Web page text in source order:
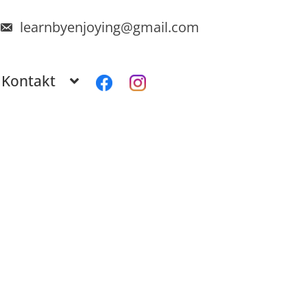
learnbyenjoying@gmail.com
Kontakt